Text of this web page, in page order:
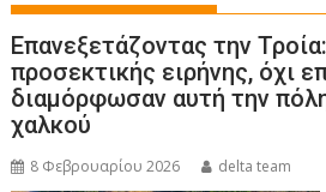
Επανεξετάζοντας την
προσεκτικής ειρήνης, όχι
διαμόρφωσαν αυτή την
χαλκού
8 Φεβρουαρίου 2026 delta team